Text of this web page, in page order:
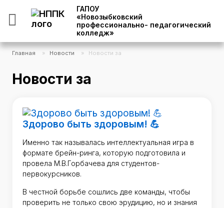
ГАПОУ
«Новозыбковский
профессионально- педагогический
колледж»
Главная » Новости » Новости за
Новости за
Здорово быть здоровым! 💪
Именно так называлась интеллектуальная игра в
формате брейн-ринга, которую подготовила и
провела М.В.Горбачева для студентов-
первокурсников.
В честной борьбе сошлись две команды, чтобы
проверить не только свою эрудицию, но и знания